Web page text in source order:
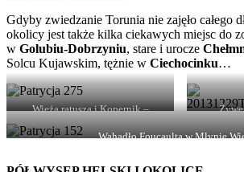
Gdyby zwiedzanie Torunia nie zajęło całego
okolicy jest także kilka ciekawych miejsc do
w Golubiu-Dobrzyniu, stare i urocze
Solcu Kujawskim, tężnie w Ciechocinku…
Wieża ratusza i Kopernik –
najsłynniejszy torunianin :)
Wahadło Foucaulta w Młynie